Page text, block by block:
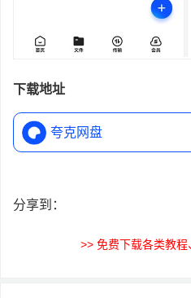
下载地址
夸克网盘
分享到：
>> 免费下载各类教